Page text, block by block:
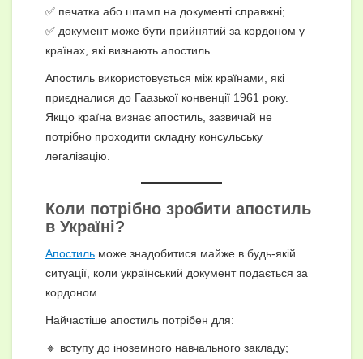
✅ печатка або штамп на документі справжні;
✅ документ може бути прийнятий за кордоном у
країнах, які визнають апостиль.
Апостиль використовується між країнами, які
приєдналися до Гаазької конвенції 1961 року.
Якщо країна визнає апостиль, зазвичай не
потрібно проходити складну консульську
легалізацію.
Коли потрібно зробити апостиль
в Україні?
Апостиль може знадобитися майже в будь-якій
ситуації, коли український документ подається за
кордоном.
Найчастіше апостиль потрібен для:
🔹 вступу до іноземного навчального закладу;